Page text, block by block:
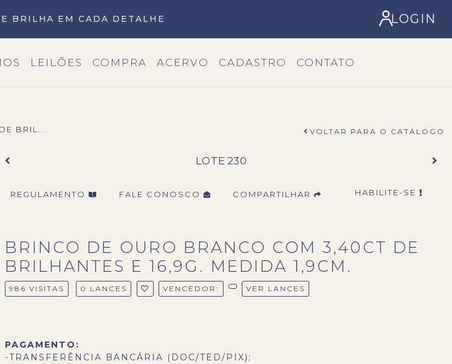
BRILHA EM CADA DETALHE LOGIN
LEILÕES COMPRA ACERVO CADASTRO CONTATO
BRIL... VOLTAR PARA O CATÁLOGO
LOTE 230
REGULAMENTO FALE CONOSCO COMPARTILHAR HABILITE-SE
BRINCO DE OURO BRANCO COM 3,40CT DE
BRILHANTES E 16,9G. MEDIDA 1,9CM.
986 VISITAS 0 LANCES VENCEDOR: VER LANCES
PAGAMENTO:
-TRANSFERÊNCIA BANCÁRIA (DOC/TED/PIX);